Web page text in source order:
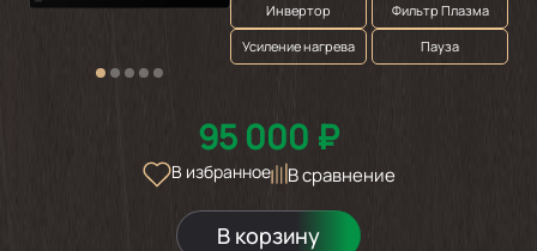
Инвертор
Фильтр Плазма
Усиление нагрева
Пауза
95 000 ₽
В избранное В сравнение
В корзину